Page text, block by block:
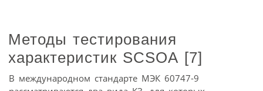
Методы тестирования
характеристик SCSOA [7]
В международном стандарте МЭК 60747-9